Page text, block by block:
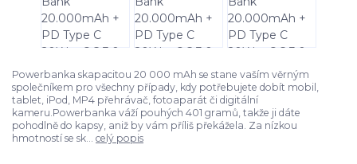
Powerbanka skapacitou 20 000 mAh se stane vaším věrným
společníkem pro všechny případy, kdy potřebujete dobít mobil,
tablet, iPod, MP4 přehrávač, fotoaparát či digitální
kameru.Powerbanka váží pouhých 401 gramů, takže ji dáte
pohodlně do kapsy, aniž by vám příliš překážela. Za nízkou
hmotností se sk... celý popis